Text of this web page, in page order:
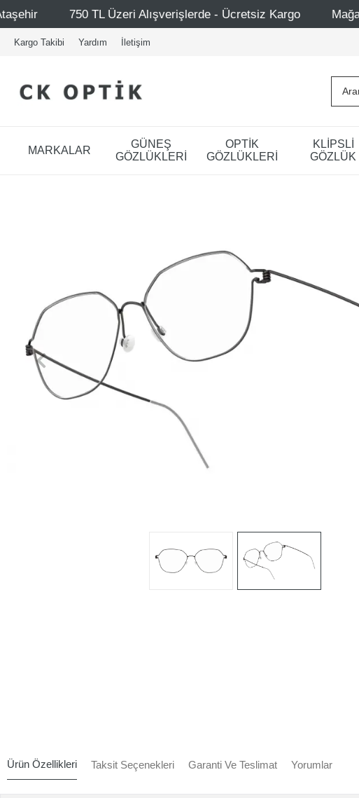
Alışverişlerde - Ücretsiz Kargo Mağazalarımız – Bağdat
Kargo Takibi Yardım İletişim
MARKALAR
GÜNEŞ
GÖZLÜKLERİ
OPTİK
GÖZLÜKLERİ
KLİPSLİ
GÖZLÜK
Ürün Özellikleri Taksit Seçenekleri Garanti Ve Teslimat Yorumlar